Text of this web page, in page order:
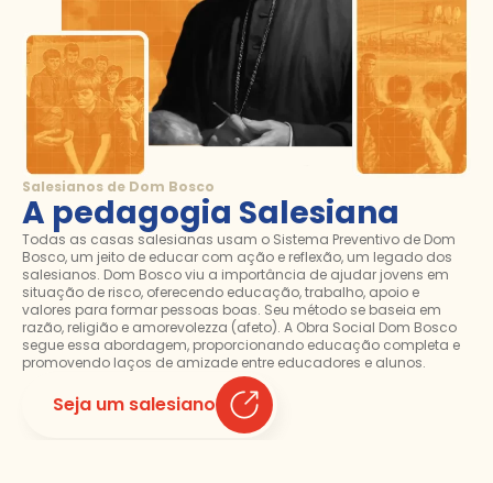
Salesianos de Dom Bosco
A pedagogia Salesiana
Todas as casas salesianas usam o Sistema Preventivo de Dom
Bosco, um jeito de educar com ação e reflexão, um legado dos
salesianos. Dom Bosco viu a importância de ajudar jovens em
situação de risco, oferecendo educação, trabalho, apoio e
valores para formar pessoas boas. Seu método se baseia em
razão, religião e amorevolezza (afeto). A Obra Social Dom Bosco
segue essa abordagem, proporcionando educação completa e
promovendo laços de amizade entre educadores e alunos.
Seja um salesiano